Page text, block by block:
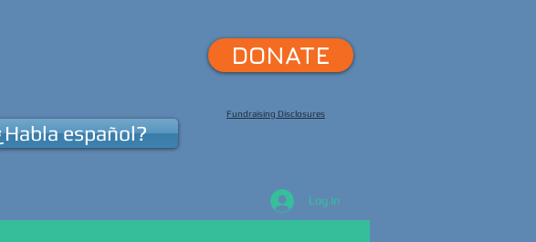
DONATE
Fundraising Disclosures
español?
Log In